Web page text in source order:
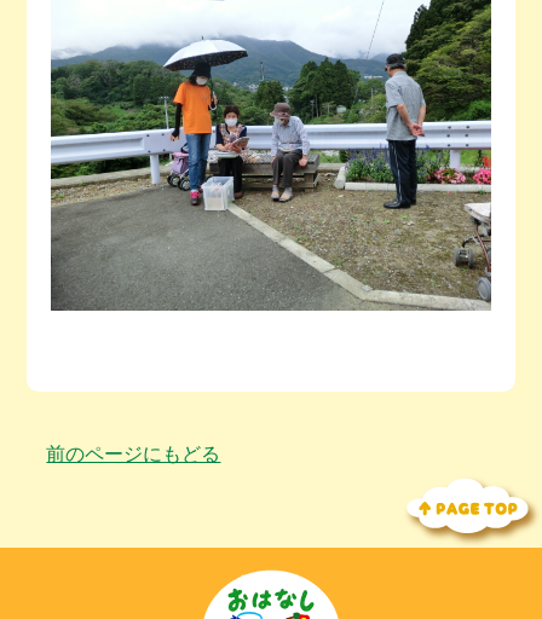
前のページにもどる